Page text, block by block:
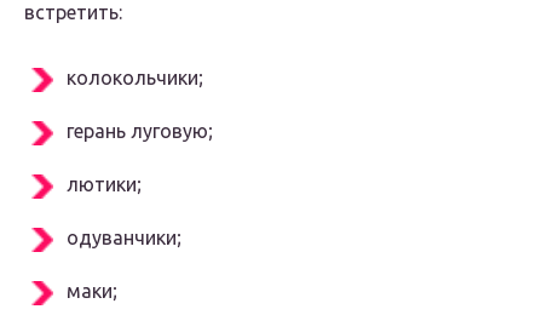
встретить:
колокольчики;
герань луговую;
лютики;
одуванчики;
маки;